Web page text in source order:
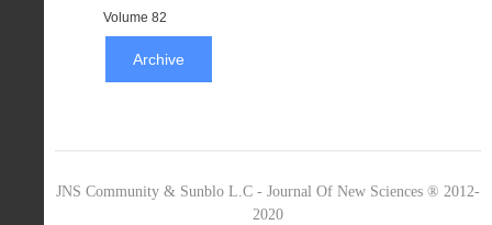
Volume 82
Archive
JNS Community & Sunblo L.C - Journal Of New Sciences ® 2012-
2020